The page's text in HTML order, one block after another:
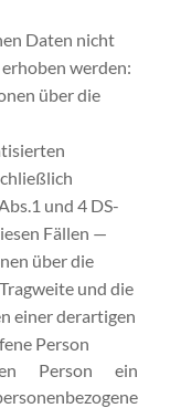
Daten nicht
werden:
über die
und 4 DS-
Fällen —
über die
und die
einer derartigen
Person
Person ein